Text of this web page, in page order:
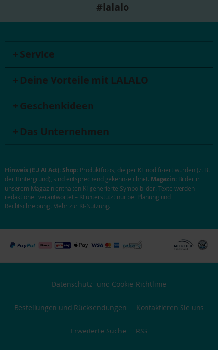
#lalalo
Service
Deine Vorteile mit LALALO
Geschenkideen
Das Unternehmen
Hinweis (EU AI Act):Shop: Produktfotos, die per KI modifiziert wurden (z. B.
der Hintergrund), sind entsprechend gekennzeichnet. Magazin: Bilder in
unserem Magazin enthalten KI-generierte Symbolbilder. Texte werden
redaktionell verantwortet – KI unterstützt nur bei Planung und
Rechtschreibung. Mehr zur KI-Nutzung.
Datenschutz- und Cookie-Richtlinie
Bestellungen und Rücksendungen Kontaktieren Sie uns
Erweiterte Suche RSS